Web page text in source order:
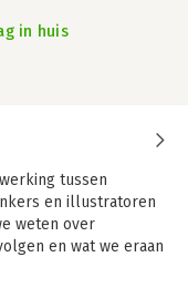
in huis
tussen
en illustratoren
weten over
en wat we eraan